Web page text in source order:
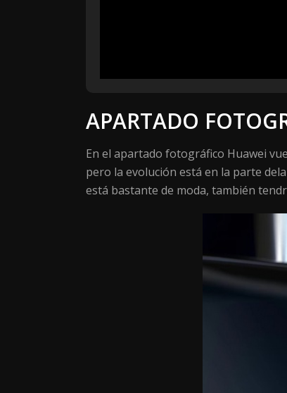
APARTADO
En el apartado fotográfico Huawei
pero la evolución está en la parte
está bastante de moda, también